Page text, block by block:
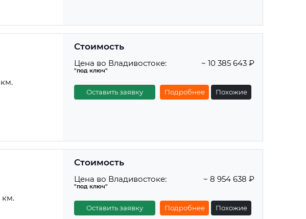
Стоимость
Цена во Владивостоке:
"под ключ"
~ 10 385 643 ₽
Оставить заявку Подробнее Похожие
км.
Стоимость
Цена во Владивостоке:
"под ключ"
~ 8 954 638 ₽
Оставить заявку Подробнее Похожие